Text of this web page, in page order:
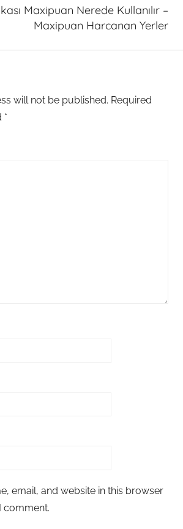
Maxipuan Nerede Kullanılır –
Maxipuan Harcanan Yerler
will not be published. Required
*
email, and website in this browser
comment.